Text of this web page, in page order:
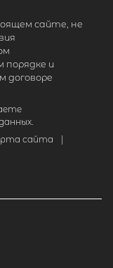
сайте, не
порядке и
договоре
сайта
|